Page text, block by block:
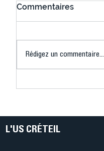
Commentaires
Rédigez un commentaire...
L'US CRÉTEIL